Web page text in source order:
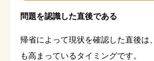
問題を認識した直後である
帰省によって現状を確認した直後は
も高まっているタイミングです。